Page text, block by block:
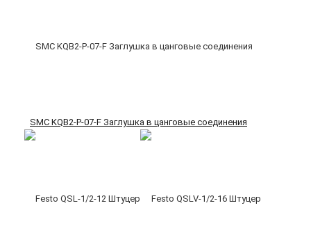
SMC KQB2-P-07-F Заглушка в цанговые соединения